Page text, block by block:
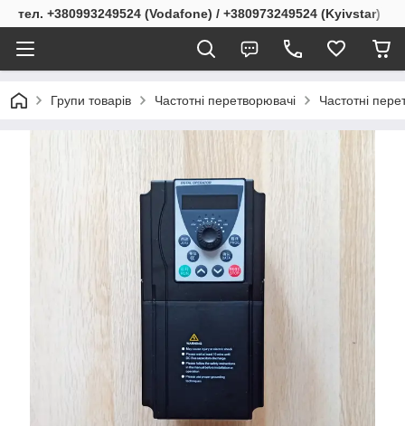
тел. +380993249524 (Vodafone) / +380973249524 (Kyivstar)
Групи товарів Частотні перетворювачі Частотні